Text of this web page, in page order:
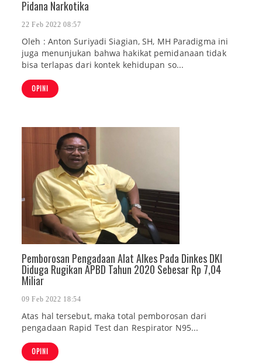
Pidana Narkotika
22 Feb 2022 08:57
Oleh : Anton Suriyadi Siagian, SH, MH Paradigma ini
juga menunjukan bahwa hakikat pemidanaan tidak
bisa terlapas dari kontek kehidupan so...
OPINI
Pemborosan Pengadaan Alat Alkes Pada Dinkes DKI
Diduga Rugikan APBD Tahun 2020 Sebesar Rp 7,04
Miliar
09 Feb 2022 18:54
Atas hal tersebut, maka total pemborosan dari
pengadaan Rapid Test dan Respirator N95...
OPINI